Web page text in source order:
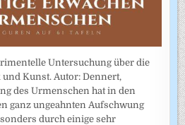
Untersuchung über die
Kunst. Autor: Dennert,
des Urmenschen hat in den
ganz ungeahnten Aufschwung
durch einige sehr